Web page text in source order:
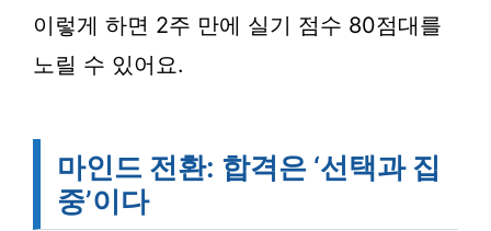
이렇게 하면 2주 만에 실기 점수 80점대를
노릴 수 있어요.
마인드 전환: 합격은 ‘선택과 집
중’이다